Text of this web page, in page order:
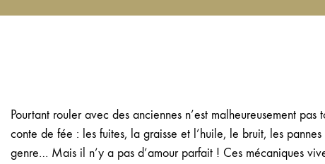
Pourtant rouler avec des anciennes n’est malheureusement pas
conte de fée : les fuites, la graisse et l’huile, le bruit, les pannes
genre… Mais il n’y a pas d’amour parfait ! Ces mécaniques